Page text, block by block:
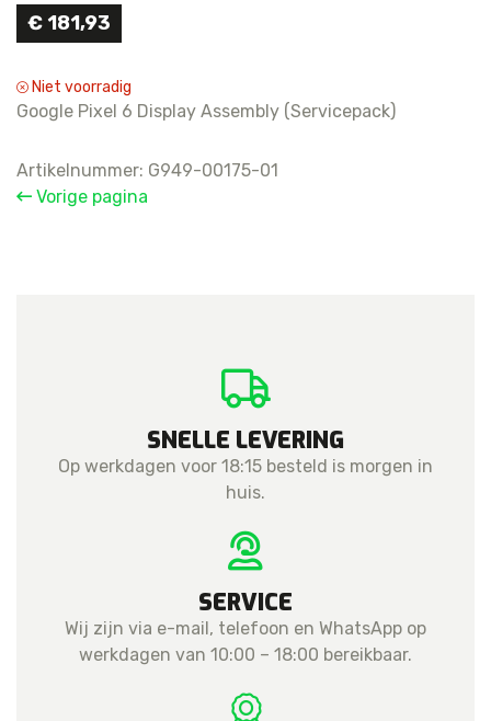
€ 181,93
Niet voorradig
Google Pixel 6 Display Assembly (Servicepack)
Artikelnummer: G949-00175-01
Vorige pagina
SNELLE LEVERING
Op werkdagen voor 18:15 besteld is morgen in
huis.
SERVICE
Wij zijn via e-mail, telefoon en WhatsApp op
werkdagen van 10:00 – 18:00 bereikbaar.